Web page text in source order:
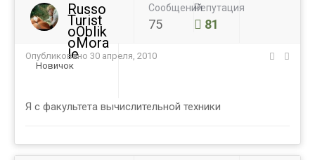
Russo
Turist
oOblik
oMora
le
Новичок
Сообщений
75
Репутация
81
Опубликовано 30 апреля, 2010
Я с факультета вычислительной техники